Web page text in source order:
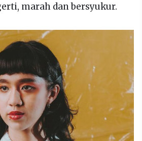
marah dan bersyukur.